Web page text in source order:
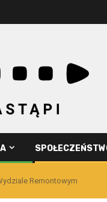
Remontowym